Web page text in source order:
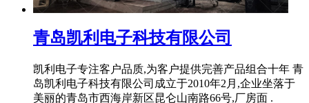
青岛凯利电子科技有限公司
凯利电子专注客户品质,为客户提供完善产品组合十年 青
岛凯利电子科技有限公司成立于2010年2月,企业坐落于
美丽的青岛市西海岸新区昆仑山南路66号,厂房面 .